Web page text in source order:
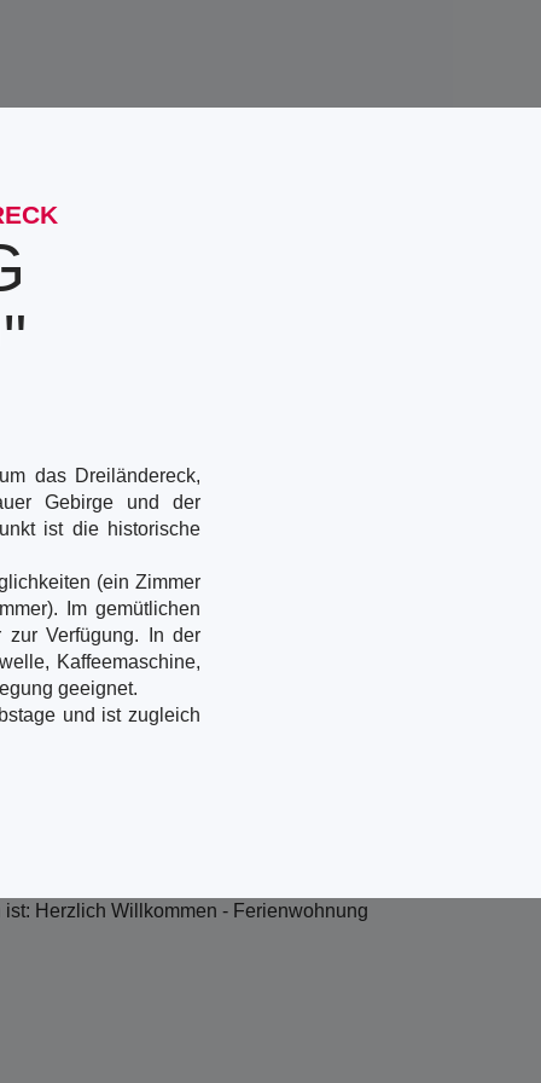
das Dreiländereck,
Gebirge und der
ist die historische
(ein Zimmer
Im gemütlichen
Verfügung. In der
Kaffeemaschine,
geeignet.
und ist zugleich